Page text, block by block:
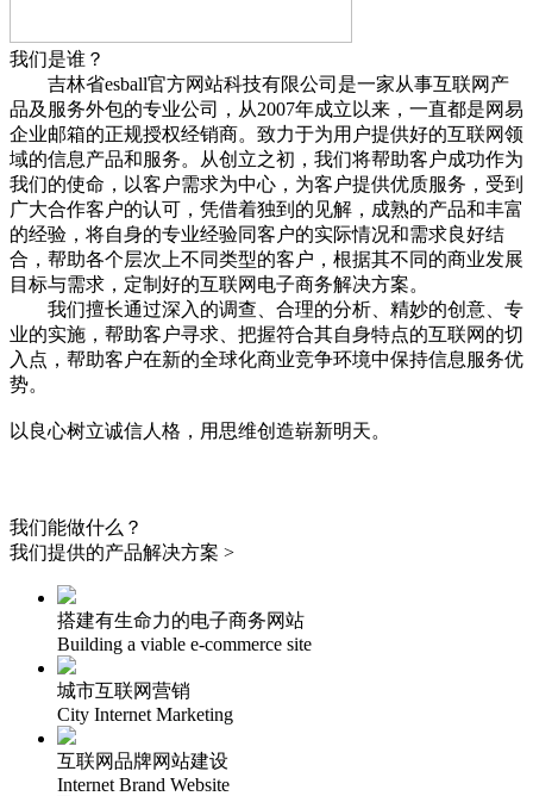
我们是谁？
吉林省esball官方网站科技有限公司是一家从事互联网产
品及服务外包的专业公司，从2007年成立以来，一直都是网易
企业邮箱的正规授权经销商。致力于为用户提供好的互联网领
域的信息产品和服务。从创立之初，我们将帮助客户成功作为
我们的使命，以客户需求为中心，为客户提供优质服务，受到
广大合作客户的认可，凭借着独到的见解，成熟的产品和丰富
的经验，将自身的专业经验同客户的实际情况和需求良好结
合，帮助各个层次上不同类型的客户，根据其不同的商业发展
目标与需求，定制好的互联网电子商务解决方案。
我们擅长通过深入的调查、合理的分析、精妙的创意、专
业的实施，帮助客户寻求、把握符合其自身特点的互联网的切
入点，帮助客户在新的全球化商业竞争环境中保持信息服务优
势。
以良心树立诚信人格，用思维创造崭新明天。
我们能做什么？
我们提供的产品解决方案 >
搭建有生命力的电子商务网站
Building a viable e-commerce site
城市互联网营销
City Internet Marketing
互联网品牌网站建设
Internet Brand Website